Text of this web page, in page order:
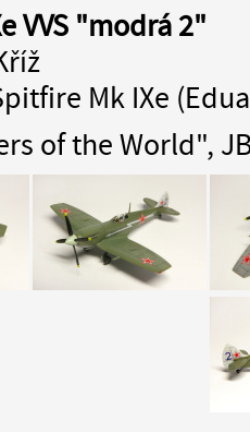
VVS "modrá 2"
Mk IXe
of the World",